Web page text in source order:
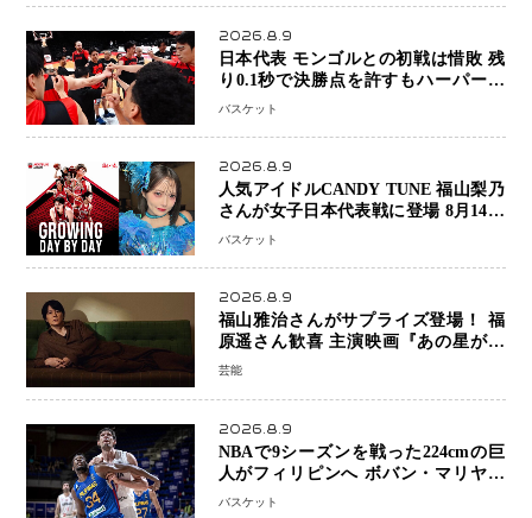
2026.8.9
日本代表 モンゴルとの初戦は惜敗 残
り0.1秒で決勝点を許すもハーパージ
ュニア15得点 カーク18得点と存在感
バスケット
2026.8.9
人気アイドルCANDY TUNE 福山梨乃
さんが女子日本代表戦に登場 8月14日
「三井不動産カップ」でスペシャルゲ
バスケット
2026.8.9
福山雅治さんがサプライズ登場！ 福
原遥さん歓喜 主演映画『あの星が降
る丘で、君とまた出会いたい。』舞台
芸能
2026.8.9
NBAで9シーズンを戦った224cmの巨
人がフィリピンへ ボバン・マリヤノ
ビッチ ジョーンズカップで新たな挑
バスケット